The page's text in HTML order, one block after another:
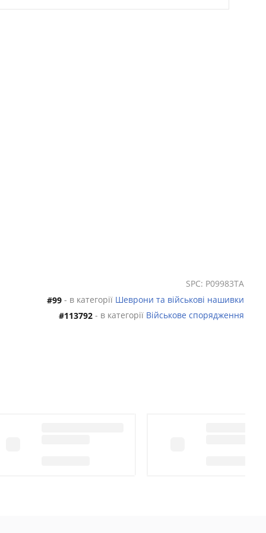
SPC: P09983TA
#99 - в категорії Шеврони та військові нашивки
#113792 - в категорії Військове спорядження